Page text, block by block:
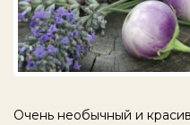
Очень необычный и